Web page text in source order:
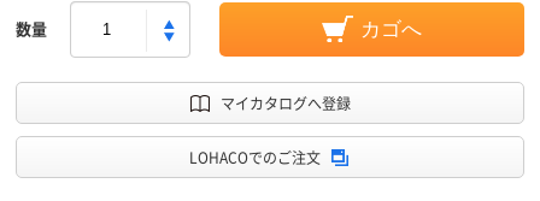
数量 カゴへ
マイカタログへ登録
LOHACOでのご注文